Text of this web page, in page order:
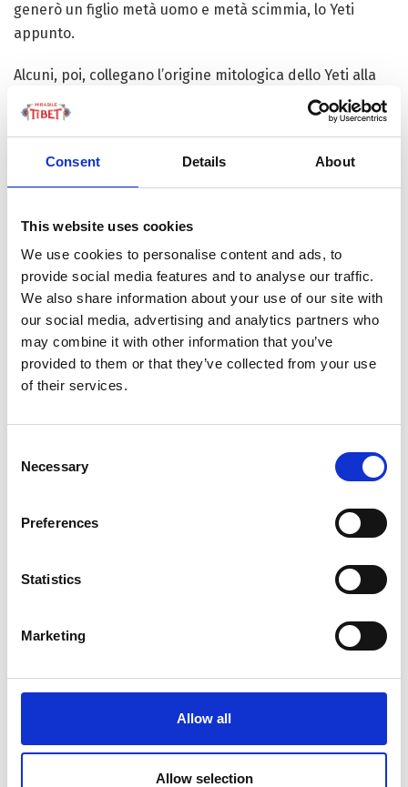
Consent Details About
This website uses cookies
We use cookies to personalise content and ads, to
provide social media features and to analyse our traffic.
We also share information about your use of our site with
our social media, advertising and analytics partners who
may combine it with other information that you’ve
provided to them or that they’ve collected from your use
of their services.
Selection
Necessary
Preferences
Statistics
Marketing
Allow all
Allow selection
generò un figlio metà uomo e metà scimmia, lo Yeti
appunto.
Alcuni, poi, collegano l’origine mitologica dello Yeti alla
famosa leggenda sulla nascita del popolo tibetano,
secondo la quale i progenitori delle sei tribù tibetane
scimmia.
tendenzialmente considerato malvagio. Chiamato
nyalmo in tibetano, è alto, feroce e pericoloso. Spesso
viene ritenuto essere femminile. Molti tibetani e
nepalesi sono estremamente spaventati da questo tipo
di Yeti, incline ad uccidere gli esseri umani e mangiarne
il cervello; anche la sua semplice vista può indurre
malattie. I bambini sono particolarmente spaventati, a
loro di fare qualcosa, tipo “Non andare la, altrimenti lo
dimensioni, chiamato a volte rimi, chute o ringshi
bombo (quest’ultimo termine ne rivale l’origine nella
tradizione Bön). E’ di piccole dimensioni e solitamente
maschile. Hanno peli rossastri, bianchi o dorati che
Attaccano solo se provocati, tendenzialmente sono
vegetariani e benevoli, ma scendono nei villaggi a
rubare latte, cereali e farine. Tra i tibetani e nepalesi
Si crede che lo Yeti possegga poteri psichici e spirituali